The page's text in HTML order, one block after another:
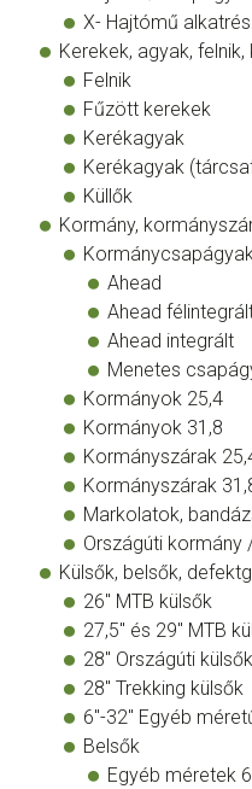
X- Hajtómű
Kerekek, agyak, felnik,
Felnik
Fűzött kerekek
Kerékagyak
Kerékagyak
Küllők
Kormány,
Ahead
Ahead
Ahead integrált
Menetes
Kormányok 25,4
Kormányok 31,8
Kormányszárak
Kormányszárak
Markolatok,
Országúti kormány
Külsők, belsők,
26" MTB külsők
27,5" és 29" MTB
28" Országúti külsők
28" Trekking külsők
6"-32" Egyéb
Belsők
Egyéb méretek